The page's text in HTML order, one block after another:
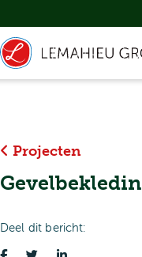
Projecten
Deel dit bericht: